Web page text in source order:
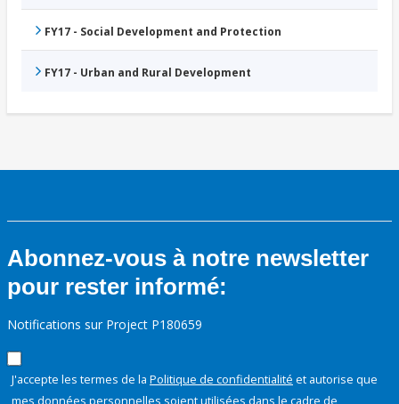
FY17 - Social Development and Protection
FY17 - Urban and Rural Development
Abonnez-vous à notre newsletter
pour rester informé:
Notifications sur Project P180659
J'accepte les termes de la Politique de confidentialité et autorise que
mes données personnelles soient utilisées dans le cadre de